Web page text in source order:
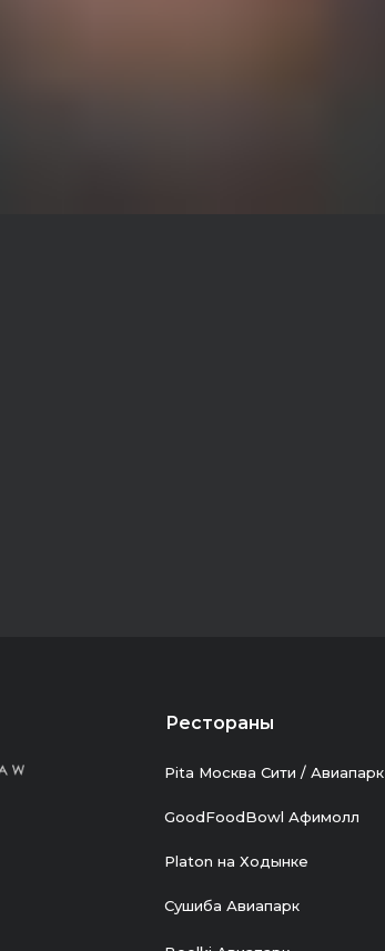
Рестораны
Pita Москва Сити / Авиапарк
GoodFoodBowl Афимолл
Platon на Ходынке
Сушиба Авиапарк